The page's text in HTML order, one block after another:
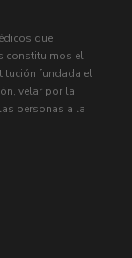
que
constituimos el
fundada el
velar por la
personas a la